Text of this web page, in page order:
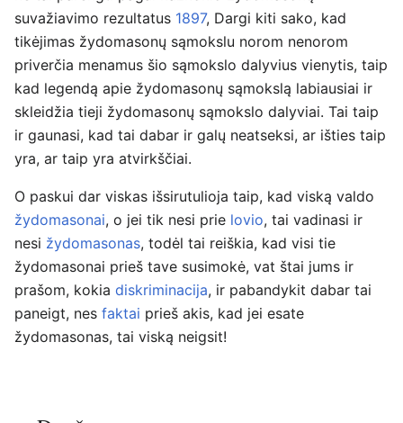
suvažiavimo rezultatus 1897, Dargi kiti sako, kad
tikėjimas žydomasonų sąmokslu norom nenorom
priverčia menamus šio sąmokslo dalyvius vienytis, taip
kad legendą apie žydomasonų sąmokslą labiausiai ir
skleidžia tieji žydomasonų sąmokslo dalyviai. Tai taip
ir gaunasi, kad tai dabar ir galų neatseksi, ar išties taip
yra, ar taip yra atvirkščiai.
O paskui dar viskas išsirutulioja taip, kad viską valdo
žydomasonai, o jei tik nesi prie lovio, tai vadinasi ir
nesi žydomasonas, todėl tai reiškia, kad visi tie
žydomasonai prieš tave susimokė, vat štai jums ir
prašom, kokia diskriminacija, ir pabandykit dabar tai
paneigt, nes faktai prieš akis, kad jei esate
žydomasonas, tai viską neigsit!